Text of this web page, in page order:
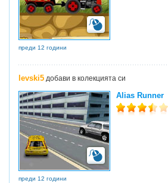
преди 12 години
levski5 добави в колекцията си
Alias Runner
преди 12 години